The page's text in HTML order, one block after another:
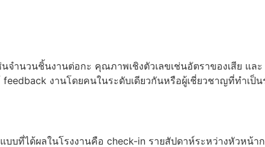
ำนวนชิ้นงานต่อกะ คุณภาพเชิงตัวเลขเช่นอัตราของเสีย แ
งานโดยคนในระดับเดียวกันหรือผู้เชี่ยวชาญที่ทำเป็
บที่ได้ผลในโรงงานคือ check-in รายสัปดาห์ระหว่างหัวหน้